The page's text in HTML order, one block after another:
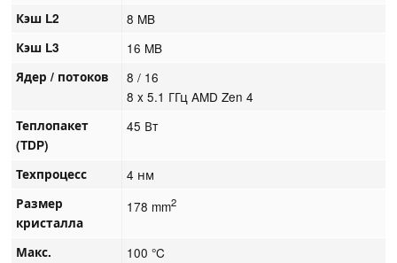
Кэш L2 8 MB
Кэш L3 16 MB
Ядер / потоков
8 / 16
8 x 5.1 ГГц AMD Zen 4
Теплопакет
(TDP)
45 Вт
Техпроцесс 4 нм
Размер
кристалла
178 mm2
Макс.
100 °C